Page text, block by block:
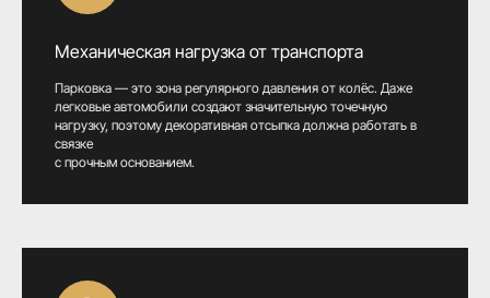
Механическая нагрузка от транспорта
Парковка — это зона регулярного давления от колёс. Даже
легковые автомобили создают значительную точечную
нагрузку, поэтому декоративная отсыпка должна работать в
связке
с прочным основанием.